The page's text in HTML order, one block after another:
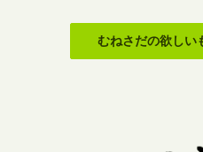
むねさだの欲しい